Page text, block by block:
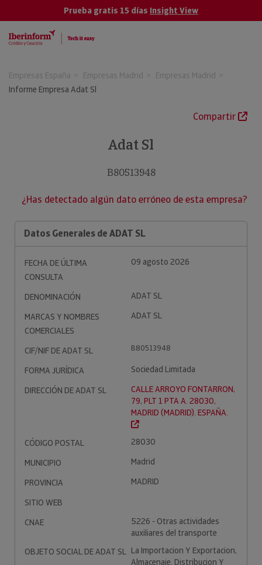
Prueba gratis 15 días Insight View
Empresas España Empresas Madrid
Empresas Madrid
Informe Empresa Adat Sl
Compartir
Adat Sl
B80513948
¿Has detectado algún dato erróneo de esta empresa?
Datos Generales de ADAT SL
FECHA DE ÚLTIMA
CONSULTA
09 agosto 2026
DENOMINACIÓN
ADAT SL
MARCAS Y NOMBRES
COMERCIALES
ADAT SL
CIF/NIF DE ADAT SL B80513948
FORMA JURÍDICA
Sociedad Limitada
DIRECCIÓN DE ADAT SL
CALLE ARROYO FONTARRON,
79, PLT 1 PTA A. 28030,
MADRID (MADRID). ESPAÑA.
CÓDIGO POSTAL
28030
MUNICIPIO
Madrid
PROVINCIA
MADRID
SITIO WEB
CNAE
5226 - Otras actividades
auxiliares del transporte
OBJETO SOCIAL DE ADAT SL La Importacion Y Exportacion,
Almacenaje, Distribucion Y